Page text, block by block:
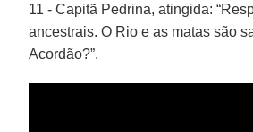
11 - Capitã Pedrina, atingida:
ancestrais. O Rio e as matas são
Acordão?”.